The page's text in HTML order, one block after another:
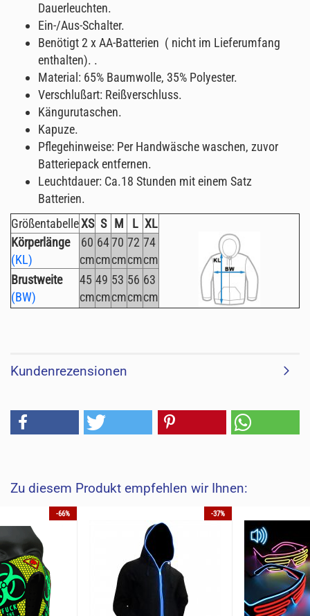
Dauerleuchten.
Ein-/Aus-Schalter.
Benötigt 2 x AA-Batterien ( nicht im Lieferumfang
enthalten). .
Material: 65% Baumwolle, 35% Polyester.
Verschlußart: Reißverschluss.
Kängurutaschen.
Kapuze.
Pflegehinweise: Per Handwäsche waschen, zuvor
Batteriepack entfernen.
Leuchtdauer: Ca.18 Stunden mit einem Satz
Batterien.
GrößentabelleXS S M L XL
Körperlänge
(KL)
60
cm
64
cm
70
cm
72
cm
74
cm
Brustweite
(BW)
45
cm
49
cm
53
cm
56
cm
63
cm
Kundenrezensionen
Zu diesem Produkt empfehlen wir Ihnen:
-66% -37%